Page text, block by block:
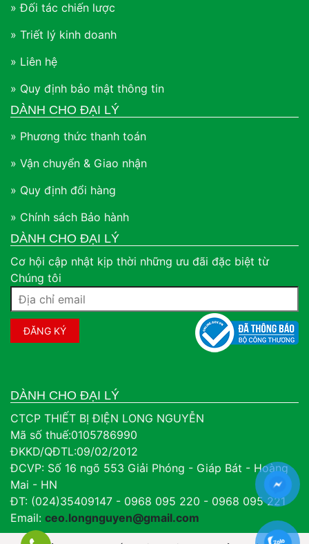
» Đối tác chiến lược
» Triết lý kinh doanh
» Liên hệ
» Quy định bảo mật thông tin
DÀNH CHO ĐẠI LÝ
» Phương thức thanh toán
» Vận chuyển & Giao nhận
» Quy định đổi hàng
» Chính sách Bảo hành
DÀNH CHO ĐẠI LÝ
Cơ hội cập nhật kịp thời những ưu đãi đặc biệt từ
Chúng tôi
DÀNH CHO ĐẠI LÝ
CTCP THIẾT BỊ ĐIỆN LONG NGUYỄN
Mã số thuế:0105786990
ĐKKD/QĐTL:09/02/2012
ĐCVP: Số 16 ngõ 553 Giải Phóng - Giáp Bát - Hoàng
Mai - HN
ĐT: (024)35409147 - 0968 095 220 - 0968 095 221
Email: ceo.longnguyen@gmail.com